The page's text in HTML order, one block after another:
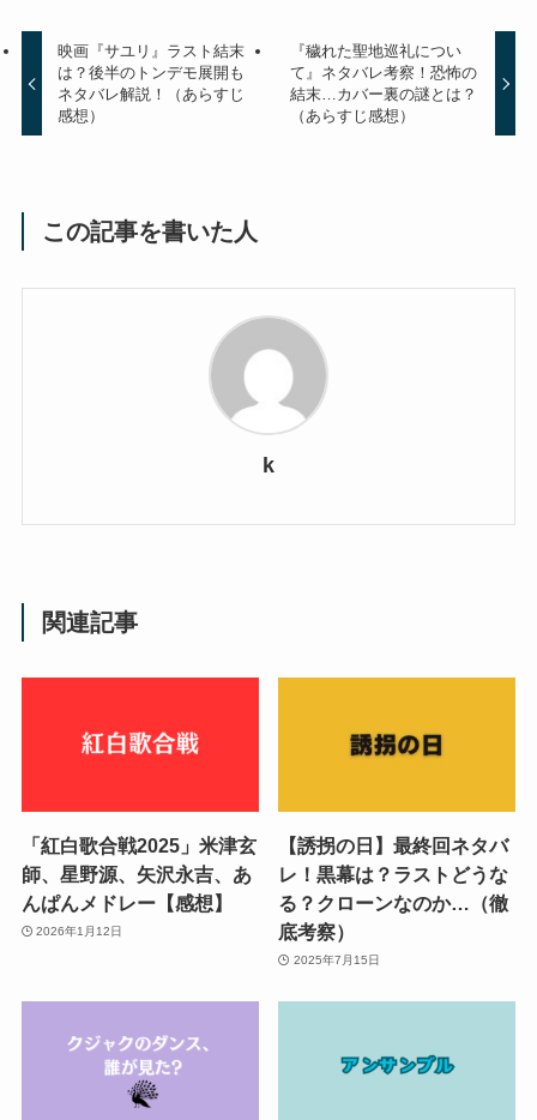
映画『サユリ』ラスト結末
は？後半のトンデモ展開も
ネタバレ解説！（あらすじ
感想）
『穢れた聖地巡礼につい
て』ネタバレ考察！恐怖の
結末…カバー裏の謎とは？
（あらすじ感想）
この記事を書いた人
k
関連記事
「紅白歌合戦2025」米津玄
師、星野源、矢沢永吉、あ
んぱんメドレー【感想】
2026年1月12日
【誘拐の日】最終回ネタバ
レ！黒幕は？ラストどうな
る？クローンなのか…（徹
底考察）
2025年7月15日